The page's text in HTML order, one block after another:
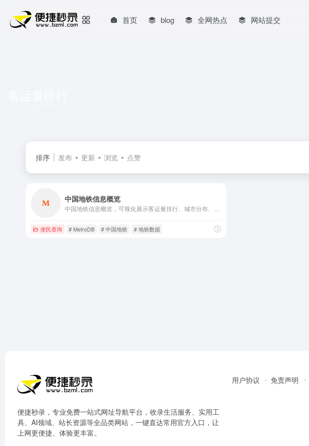
首页 blog 全网热点 网站提交
排序 发布 更新 浏览 点赞
中国地铁信息概览
便民查询 # MetroDB # 中国地铁 # 地铁数据
便捷秒录，专业免费一站式网址导航平台，收录生活服务、实用工
具、AI领域、站长资源等全品类网站，一键直达常用官方入口，让
上网更便捷、体验更丰富。
用户协议 免责声明